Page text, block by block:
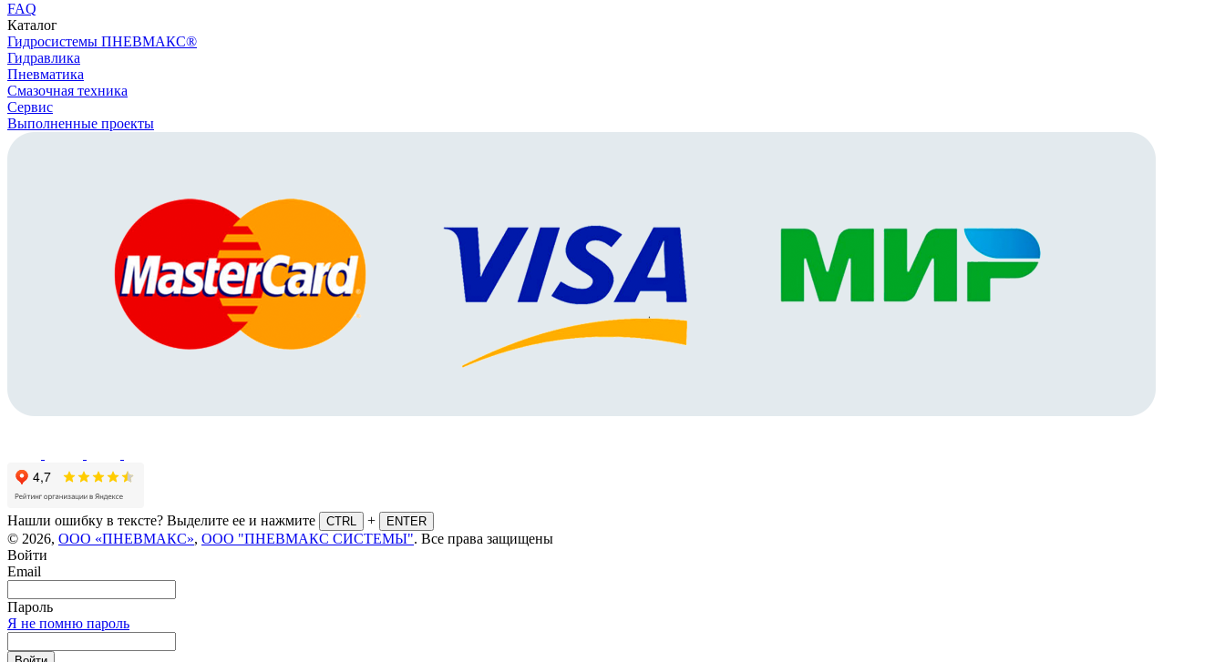
FAQ
Каталог
Гидросистемы ПНЕВМАКС®
Гидравлика
Пневматика
Смазочная техника
Сервис
Выполненные проекты
Нашли ошибку в тексте? Выделите ее и нажмите CTRL + ENTER
© 2026, ООО «ПНЕВМАКС», ООО "ПНЕВМАКС СИСТЕМЫ". Все права защищены
Войти
Email
Пароль
Я не помню пароль